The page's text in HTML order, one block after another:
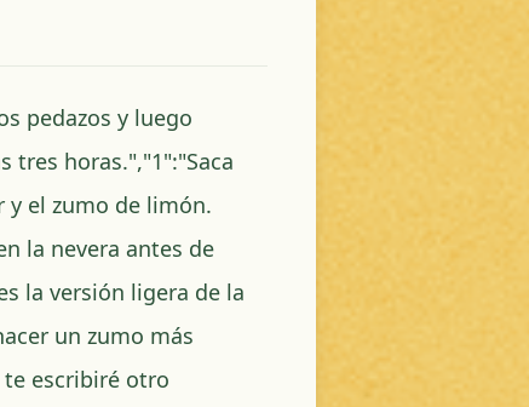
pedazos y luego
tres horas.","1":"Saca
y el zumo de limón.
la nevera antes de
la versión ligera de la
un zumo más
te escribiré otro